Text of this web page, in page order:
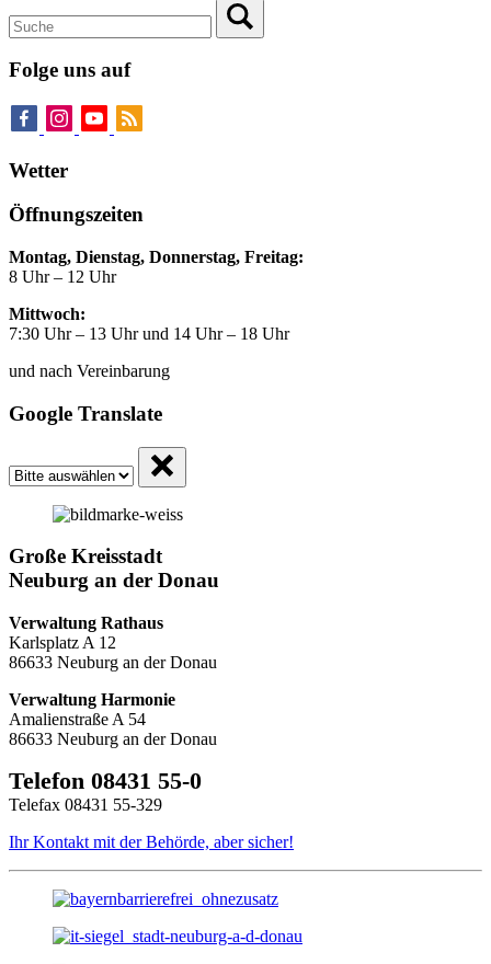
Folge uns auf
Wetter
Öffnungszeiten
Montag, Dienstag, Donnerstag, Freitag:
8 Uhr – 12 Uhr
Mittwoch:
7:30 Uhr – 13 Uhr und 14 Uhr – 18 Uhr
und nach Vereinbarung
Google Translate
Große Kreisstadt
Neuburg an der Donau
Verwaltung Rathaus
Karlsplatz A 12
86633 Neuburg an der Donau
Verwaltung Harmonie
Amalienstraße A 54
86633 Neuburg an der Donau
Telefon 08431 55-0
Telefax 08431 55-329
Ihr Kontakt mit der Behörde, aber sicher!